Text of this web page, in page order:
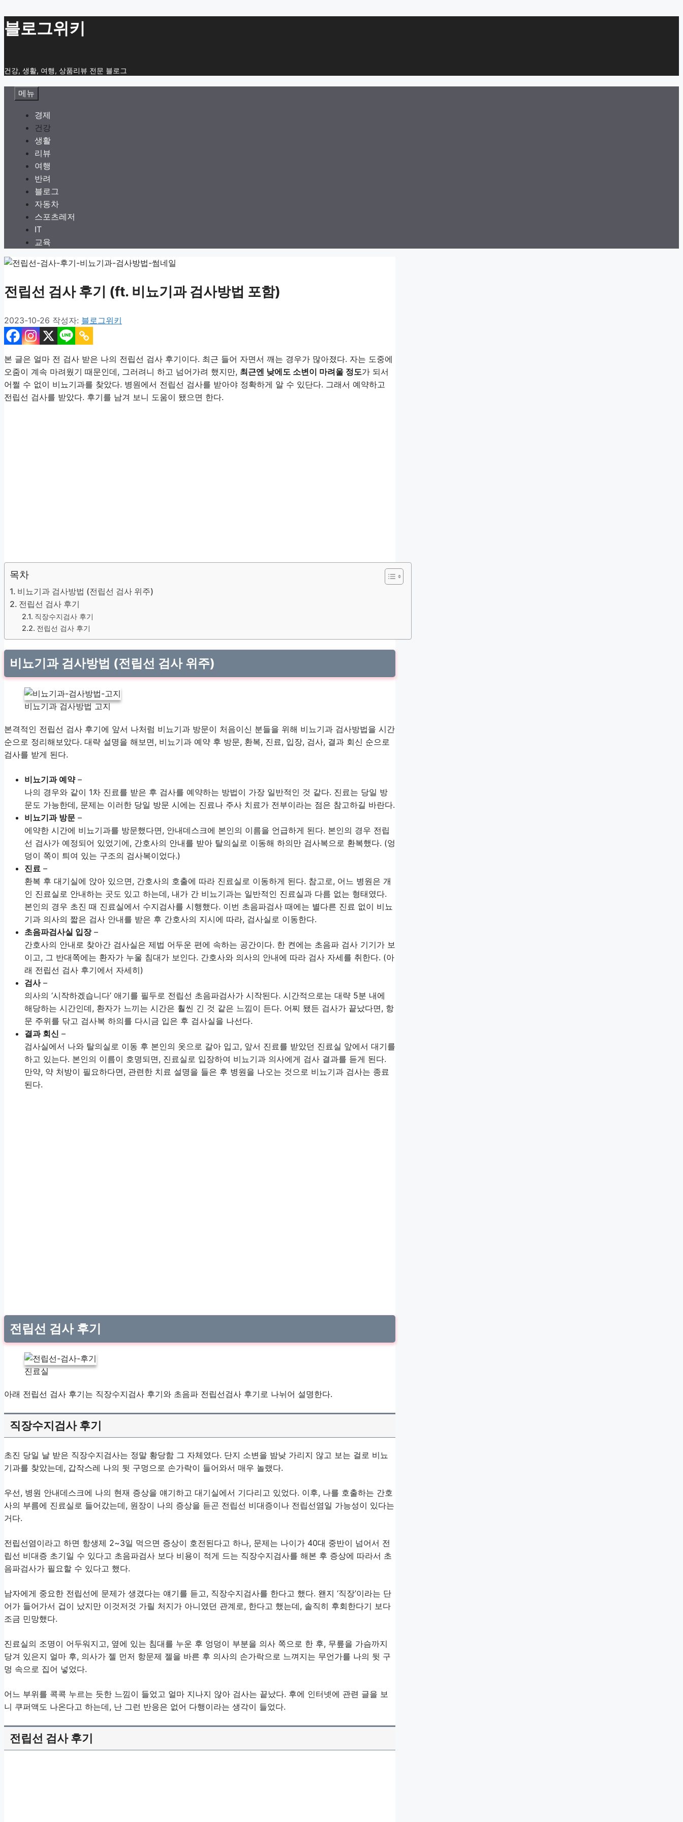
컨
텐
건
너
블로그위키
건강, 생활, 여행, 상품리뷰 전문 블로그
메뉴
경제
건강
생활
리뷰
여행
반려
블로그
자동차
스포츠레저
IT
교육
전립선 검사 후기 (ft. 비뇨기과 검사방법 포함)
2023-10-26 작성자: 블로그위키
본 글은 얼마 전 검사 받은 나의 전립선 검사 후기이다. 최근 들어 자면서 깨는 경우가 많아졌다. 자는 도중에
오줌이 계속 마려웠기 때문인데, 그러려니 하고 넘어가려 했지만, 최근엔 낮에도 소변이 마려울 정도가 되서
어쩔 수 없이 비뇨기과를 찾았다. 병원에서 전립선 검사를 받아야 정확하게 알 수 있단다. 그래서 예약하고
전립선 검사를 받았다. 후기를 남겨 보니 도움이 됐으면 한다.
목차
비뇨기과 검사방법 (전립선 검사 위주)
전립선 검사 후기
직장수지검사 후기
전립선 검사 후기
비뇨기과 검사방법 (전립선 검사 위주)
비뇨기과 검사방법 고지
본격적인 전립선 검사 후기에 앞서 나처럼 비뇨기과 방문이 처음이신 분들을 위해 비뇨기과 검사방법을 시간
순으로 정리해보았다. 대략 설명을 해보면, 비뇨기과 예약 후 방문, 환복, 진료, 입장, 검사, 결과 회신 순으로
검사를 받게 된다.
비뇨기과 예약–
나의 경우와 같이 1차 진료를 받은 후 검사를 예약하는 방법이 가장 일반적인 것 같다. 진료는 당일 방
문도 가능한데, 문제는 이러한 당일 방문 시에는 진료나 주사 치료가 전부이라는 점은 참고하길 바란다.
비뇨기과 방문 –
에약한 시간에 비뇨기과를 방문했다면, 안내데스크에 본인의 이름을 언급하게 된다. 본인의 경우 전립
선 검사가 예정되어 있었기에, 간호사의 안내를 받아 탈의실로 이동해 하의만 검사복으로 환복했다. (엉
덩이 쪽이 틔여 있는 구조의 검사복이었다.)
진료 –
환복 후 대기실에 앉아 있으면, 간호사의 호출에 따라 진료실로 이동하게 된다. 참고로, 어느 병원은 개
인 진료실로 안내하는 곳도 있고 하는데, 내가 간 비뇨기과는 일반적인 진료실과 다름 없는 형태였다.
본인의 경우 초진 때 진료실에서 수지검사를 시행했다. 이번 초음파검사 때에는 별다른 진료 없이 비뇨
기과 의사의 짧은 검사 안내를 받은 후 간호사의 지시에 따라, 검사실로 이동한다.
초음파검사실 입장–
간호사의 안내로 찾아간 검사실은 제법 어두운 편에 속하는 공간이다. 한 켠에는 초음파 검사 기기가 보
이고, 그 반대쪽에는 환자가 누울 침대가 보인다. 간호사와 의사의 안내에 따라 검사 자세를 취한다. (아
래 전립선 검사 후기에서 자세히)
검사–
의사의 ‘시작하겠습니다’ 애기를 필두로 전립선 초음파검사가 시작된다. 시간적으로는 대략 5분 내에
해당하는 시간인데, 환자가 느끼는 시간은 훨씬 긴 것 같은 느낌이 든다. 어찌 됐든 검사가 끝났다면, 항
문 주위를 닦고 검사복 하의를 다시금 입은 후 검사실을 나선다.
결과 회신 –
검사실에서 나와 탈의실로 이동 후 본인의 옷으로 갈아 입고, 앞서 진료를 받았던 진료실 앞에서 대기를
하고 있는다. 본인의 이름이 호명되면, 진료실로 입장하여 비뇨기과 의사에게 검사 결과를 듣게 된다.
만약, 약 처방이 필요하다면, 관련한 치료 설명을 들은 후 병원을 나오는 것으로 비뇨기과 검사는 종료
된다.
전립선 검사 후기
진료실
아래 전립선 검사 후기는 직장수지검사 후기와 초음파 전립선검사 후기로 나뉘어 설명한다.
직장수지검사 후기
초진 당일 날 받은 직장수지검사는 정말 황당함 그 자체였다. 단지 소변을 밤낮 가리지 않고 보는 걸로 비뇨
기과를 찾았는데, 갑작스레 나의 뒷 구멍으로 손가락이 들어와서 매우 놀랬다.
우선, 병원 안내데스크에 나의 현재 증상을 얘기하고 대기실에서 기다리고 있었다. 이후, 나를 호출하는 간호
사의 부름에 진료실로 들어갔는데, 원장이 나의 증상을 듣곤 전립선 비대증이나 전립선염일 가능성이 있다는
거다.
전립선염이라고 하면 항생제 2~3일 먹으면 증상이 호전된다고 하나, 문제는 나이가 40대 중반이 넘어서 전
립선 비대증 초기일 수 있다고 초음파검사 보다 비용이 적게 드는 직장수지검사를 해본 후 증상에 따라서 초
음파검사가 필요할 수 있다고 했다.
남자에게 중요한 전립선에 문제가 생겼다는 얘기를 듣고, 직장수지검사를 한다고 했다. 왠지 ‘직장’이라는 단
어가 들어가서 겁이 났지만 이것저것 가릴 처지가 아니였던 관계로, 한다고 했는데, 솔직히 후회한다기 보다
조금 민망했다.
진료실의 조명이 어두워지고, 옆에 있는 침대를 누운 후 엉덩이 부분을 의사 쪽으로 한 후, 무릎을 가슴까지
당겨 있은지 얼마 후, 의사가 젤 먼저 항문제 젤을 바른 후 의사의 손가락으로 느껴지는 무언가를 나의 뒷 구
멍 속으로 집어 넣었다.
어느 부위를 콕콕 누르는 듯한 느낌이 들었고 얼마 지나지 않아 검사는 끝났다. 후에 인터넷에 관련 글을 보
니 쿠퍼액도 나온다고 하는데, 난 그런 반응은 없어 다행이라는 생각이 들었다.
전립선 검사 후기